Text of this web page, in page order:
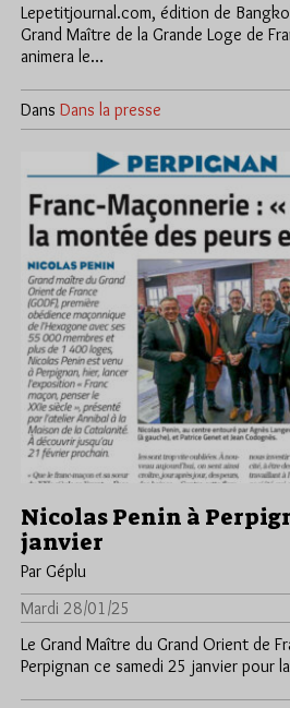
Lepetitjournal.com, édition de
Grand Maître de la Grande Loge de
animera le…
Dans Dans la presse
Nicolas Penin à
janvier
Par Géplu
Mardi 28/01/25
Le Grand Maître du Grand Orient de
Perpignan ce samedi 25 janvier pour